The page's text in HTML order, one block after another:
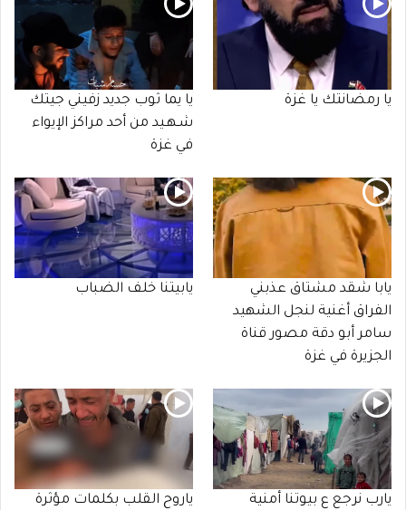
يا رمضانتك يا غزة
يا يما ثوب جديد زفيني جيتك
شـهـيد من أحد مراكز الإيواء
في غزة
يابا شقد مشتاق عذبني
الفراق أغنية لنجل الشهيد
سامر أبو دقة مصور قناة
الجزيرة في غزة
يابيتنا خلف الضباب
يارب نرجع ع بيوتنا أمنية
ياروح القلب بكلمات مؤثرة